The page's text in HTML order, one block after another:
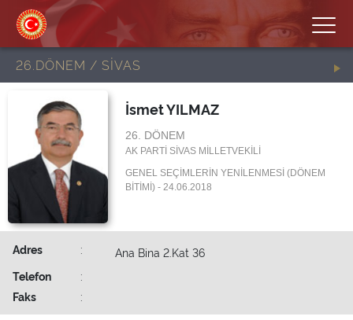
26.DÖNEM / SİVAS
İsmet YILMAZ
26. DÖNEM
AK PARTİ SİVAS MİLLETVEKİLİ
GENEL SEÇİMLERİN YENİLENMESİ (DÖNEM
BİTİMİ) - 24.06.2018
Adres :
Ana Bina 2.Kat 36
Telefon
:
Faks
: